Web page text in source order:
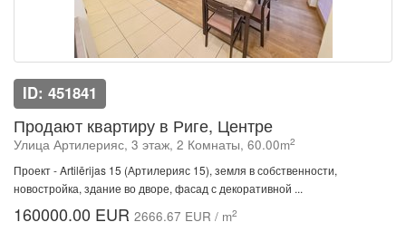
ID: 451841
Продают квартиру в Риге, Центре
Улица Артилерияс, 3 этаж, 2 Комнаты, 60.00m2
Проект - Artilērijas 15 (Артилерияс 15), земля в собственности,
новостройка, здание во дворе, фасад с декоративной ...
160000.00 EUR 2666.67 EUR / m2